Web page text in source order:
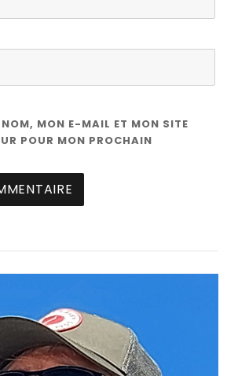
NOM, MON E-MAIL ET MON SITE
POUR MON PROCHAIN